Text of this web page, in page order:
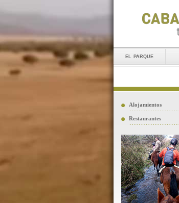
el parque
Alojamientos
Restaurantes